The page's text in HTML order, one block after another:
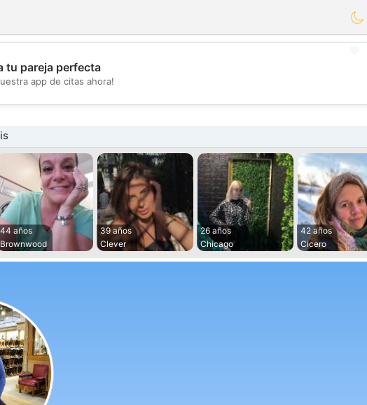
💕
tu pareja perfecta
app de citas ahora!
44 años
Brownwood
39 años
Clever
26 años
Chicago
42 años
Cicero